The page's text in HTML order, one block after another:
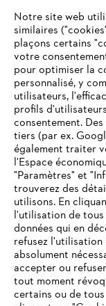
L'Entreprise
Questions
Service
Politique de
Mentions légales
Informations
VOTRE
N'EST
Vous utilisez un
en charge, et
peuvent
optimale de notre
Notre site web
similaires
plaçons certains
votre
pour optimiser la
personnalisé, y
utilisateurs,
profils
consentement.
tiers (par ex.
également traiter
l'Espace
"Paramètres" et
trouverez des
utilisons. En
l'utilisation de
données qui en
refusez l'utilisation
absolument
accepter ou
tout moment
certains ou de